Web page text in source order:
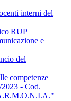
interni del
RUP
e
del
competenze
- Cod.